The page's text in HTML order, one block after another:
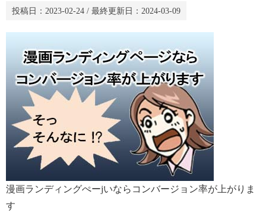
投稿日： 2023-02-24 / 最終更新日： 2024-03-09
漫画ランディングぺーjいならコンバージョン率が上がりま
す